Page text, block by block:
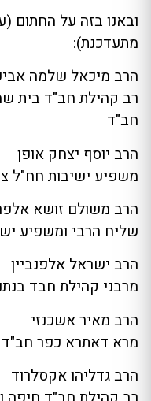
ובאנו בזה על החתום
מתעדכנת):
הרב מיכאל שלמה
רב קהילת חב"ד בית
חב"ד
הרב יוסף יצחק אופן
משפיע ישיבות חח"ל
הרב משולם זושא
שליח הרבי ומשפיע
הרב ישראל אלפנביין
מרבני קהילת חבד
הרב מאיר אשכנזי
מרא דאתרא כפר חב"ד
הרב גדליהו אקסלרוד